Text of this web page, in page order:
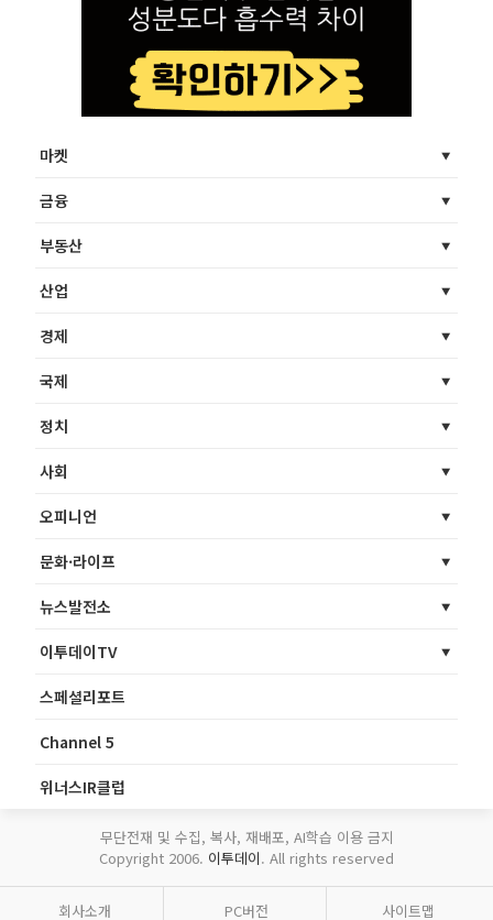
마켓
금융
부동산
산업
경제
국제
정치
사회
오피니언
문화·라이프
뉴스발전소
이투데이TV
스페셜리포트
Channel 5
위너스IR클럽
무단전재 및 수집, 복사, 재배포, AI학습 이용 금지
Copyright 2006. 이투데이. All rights reserved
회사소개 PC버전 사이트맵